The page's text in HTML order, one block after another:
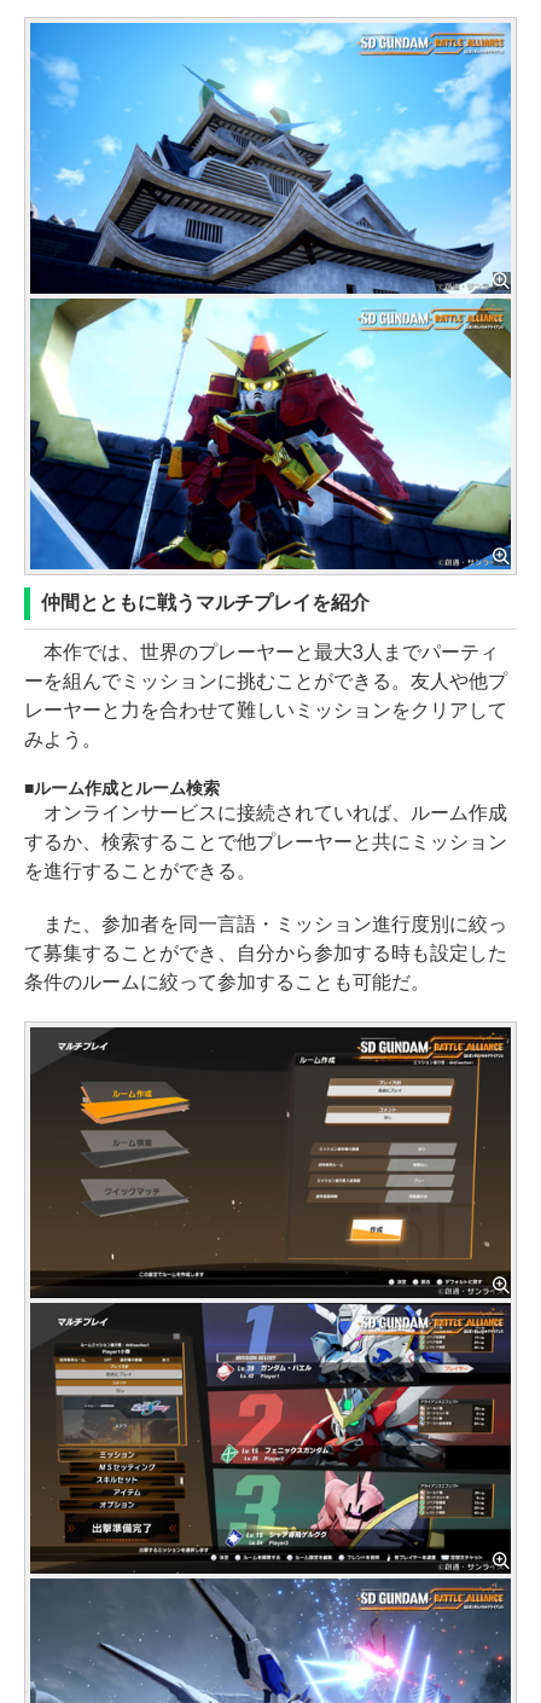
仲間とともに戦うマルチプレイを紹介
本作では、世界のプレーヤーと最大3人までパーティ
ーを組んでミッションに挑むことができる。友人や他プ
レーヤーと力を合わせて難しいミッションをクリアして
みよう。
ルーム作成とルーム検索
オンラインサービスに接続されていれば、ルーム作成
するか、検索することで他プレーヤーと共にミッション
を進行することができる。
また、参加者を同一言語・ミッション進行度別に絞っ
て募集することができ、自分から参加する時も設定した
条件のルームに絞って参加することも可能だ。